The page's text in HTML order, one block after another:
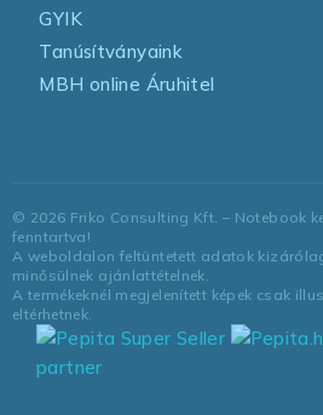
GYIK
Tanúsítványaink
MBH online Áruhitel
© 2026 Friko Consulting Kft. – Notebook
fenntartva!
A weboldalon feltüntetett adatok
minősülnek ajánlattételnek.
A termékeknél megjelenített képek csak
eltérhetnek.
partner